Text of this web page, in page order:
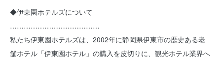
◆伊東園ホテルズについて
…………………………………
私たち伊東園ホテルズは、2002年に静岡県伊東市の歴史ある老
舗ホテル「伊東園ホテル」の購入を皮切りに、観光ホテル業界へ